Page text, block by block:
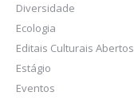
Diversidade
Ecologia
Editais Culturais Abertos
Estágio
Eventos